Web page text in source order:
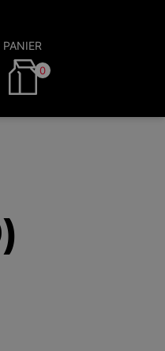
PANIER
0